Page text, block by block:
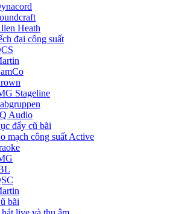
Heath
đại công suất
Stageline
Audio
đẩy cũ bãi
mạch công suất Active
bãi